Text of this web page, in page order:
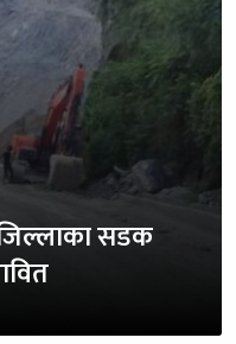
जिल्लाका सडक